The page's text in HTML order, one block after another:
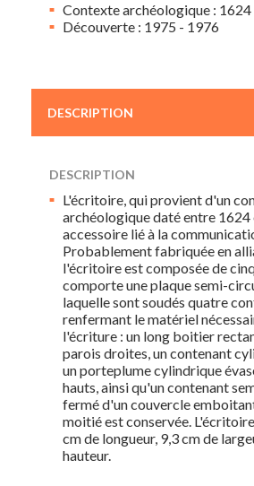
Contexte archéologique : 1624
Découverte : 1975 - 1976
DESCRIPTION
DESCRIPTION
L'écritoire, qui provient d'un
archéologique daté entre 1624
accessoire lié à la
Probablement fabriquée en
l'écritoire est composée de
comporte une plaque semi-
laquelle sont soudés quatre
renfermant le matériel
l'écriture : un long boitier
parois droites, un contenant
un porteplume cylindrique
hauts, ainsi qu'un contenant
fermé d'un couvercle
moitié est conservée.
cm de longueur, 9,3 cm de
hauteur.